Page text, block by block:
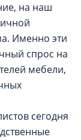
на наш
Именно эти
спрос на
мебели,
сегодня